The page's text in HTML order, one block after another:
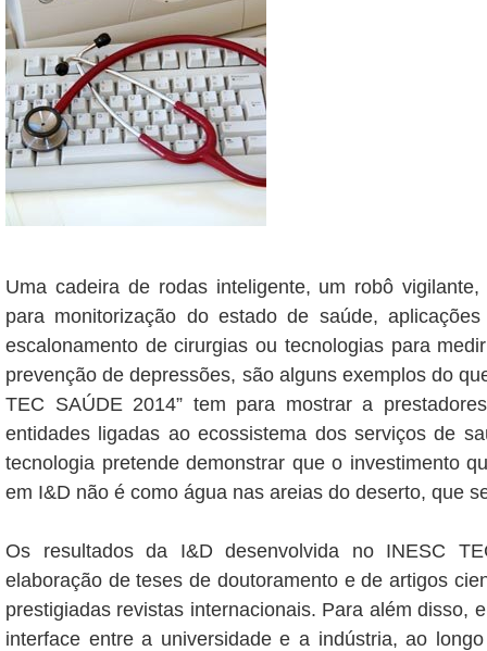
Uma cadeira de rodas inteligente, um robô
para monitorização do estado de saúde,
escalonamento de cirurgias ou tecnologias para
prevenção de depressões, são alguns exemplos do
TEC SAÚDE 2014” tem para mostrar a
entidades ligadas ao ecossistema dos serviços de
tecnologia pretende demonstrar que o investimento
em I&D não é como água nas areias do deserto, que
Os resultados da I&D desenvolvida no INESC
elaboração de teses de doutoramento e de artigos
prestigiadas revistas internacionais. Para além disso,
interface entre a universidade e a indústria, ao